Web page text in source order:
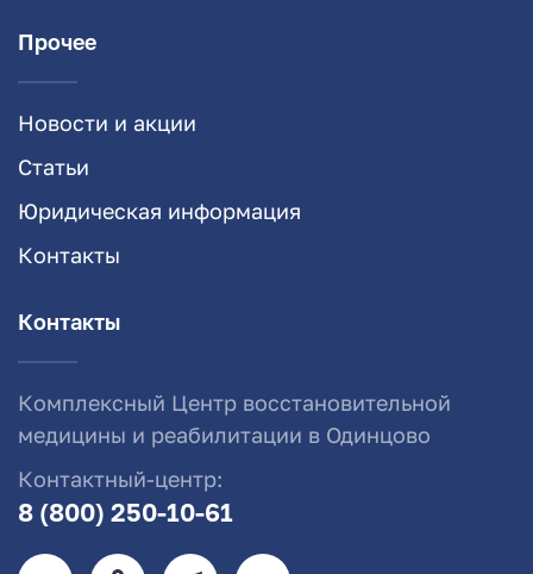
Прочее
Новости и акции
Статьи
Юридическая информация
Контакты
Контакты
Комплексный Центр восстановительной
медицины и реабилитации в Одинцово
Контактный-центр:
8 (800) 250-10-61